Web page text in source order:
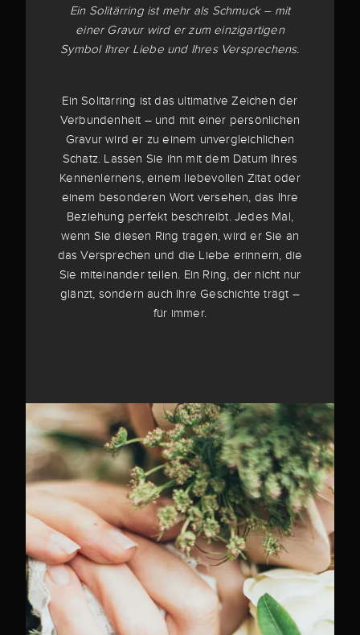
Ein Solitärring ist mehr als Schmuck – mit
einer Gravur wird er zum einzigartigen
Symbol Ihrer Liebe und Ihres Versprechens.
Ein Solitärring ist das ultimative Zeichen der
Verbundenheit – und mit einer persönlichen
Gravur wird er zu einem unvergleichlichen
Schatz. Lassen Sie ihn mit dem Datum Ihres
Kennenlernens, einem liebevollen Zitat oder
einem besonderen Wort versehen, das Ihre
Beziehung perfekt beschreibt. Jedes Mal,
wenn Sie diesen Ring tragen, wird er Sie an
das Versprechen und die Liebe erinnern, die
Sie miteinander teilen. Ein Ring, der nicht nur
glänzt, sondern auch Ihre Geschichte trägt –
für immer.